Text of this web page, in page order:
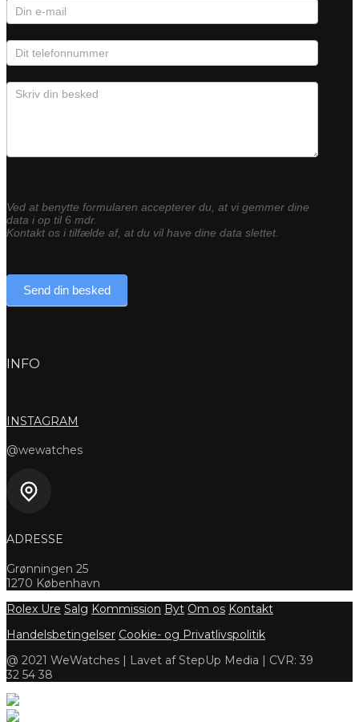
Ved at benytte formularen accepterer du, at vi gemmer dine
data i op til 6 mdr.
Kontakt os i tilfælde af, at du vil have dine data slettet.
Send din besked
INFO
INSTAGRAM
@wewatches
ADRESSE
Grønningen 25
1270 København
Rolex Ure Salg Kommission Byt Om os Kontakt
Handelsbetingelser Cookie- og Privatlivspolitik
@ 2021 WeWatches | Lavet af StepUp Media | CVR: 39
32 54 38